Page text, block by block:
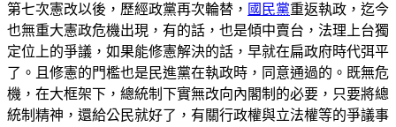
第七次憲改以後，歷經政黨再次輪替， 國民黨重返執政，迄今
也無重大憲政危機出現，有的話，也是傾中賣台，法理上台獨
定位上的爭議，如果能修憲解決的話，早就在扁政府時代弭平
了。且修憲的門檻也是民進黨在執政時，同意通過的。既無危
機，在大框架下，總統制下實無改向內閣制的必要，只要將總
統制精神，還給公民就好了，有關行政權與立法權等的爭議事